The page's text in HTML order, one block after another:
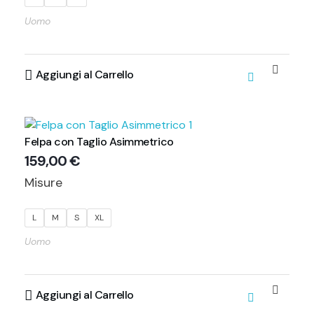
Uomo
Aggiungi al Carrello
Felpa con Taglio Asimmetrico
159,00€
Misure
L M S XL
Uomo
Aggiungi al Carrello